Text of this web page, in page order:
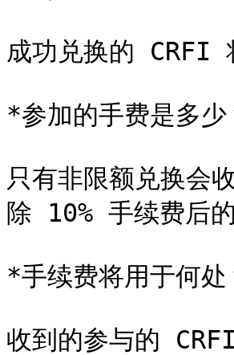
成功兑换的 CRFI
*参加的手费是多
只有非限额兑换会
除 10% 手续费后的
*手续费将用于何
收到的参与的